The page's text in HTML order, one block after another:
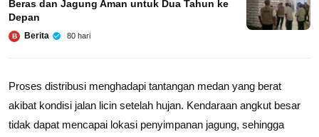
Beras dan Jagung Aman untuk Dua Tahun ke
Depan
B Berita 80 hari
Proses distribusi menghadapi tantangan medan yang berat
akibat kondisi jalan licin setelah hujan. Kendaraan angkut besar
tidak dapat mencapai lokasi penyimpanan jagung, sehingga